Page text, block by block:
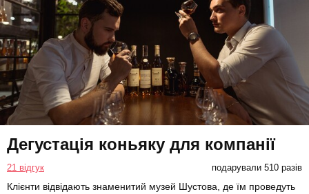
Дегустація коньяку для компанії
21 відгук подарували 510 разів
Клієнти відвідають знаменитий музей Шустова, де їм проведуть